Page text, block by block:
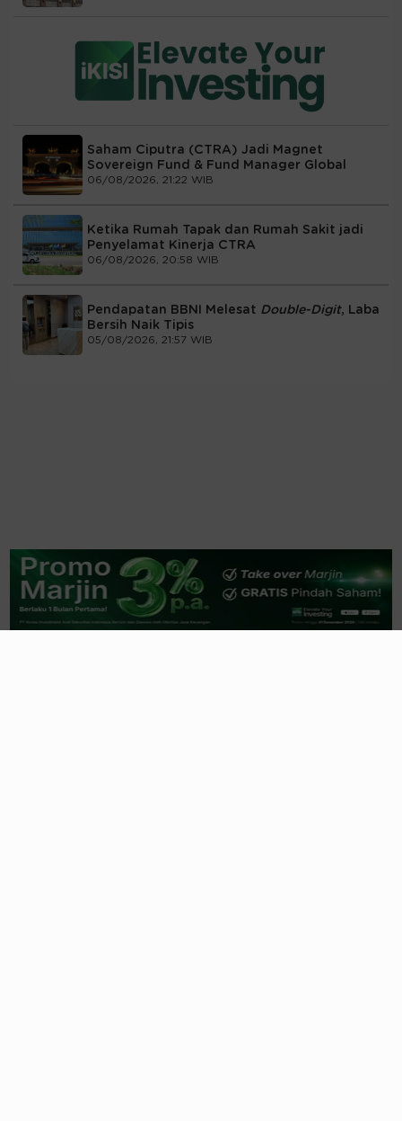
Saham Ciputra (CTRA) Jadi Magnet
Sovereign Fund & Fund Manager Global
06/08/2026, 21:22 WIB
Ketika Rumah Tapak dan Rumah Sakit jadi
Penyelamat Kinerja CTRA
06/08/2026, 20:58 WIB
Pendapatan BBNI Melesat Double-Digit, Laba
Bersih Naik Tipis
05/08/2026, 21:57 WIB